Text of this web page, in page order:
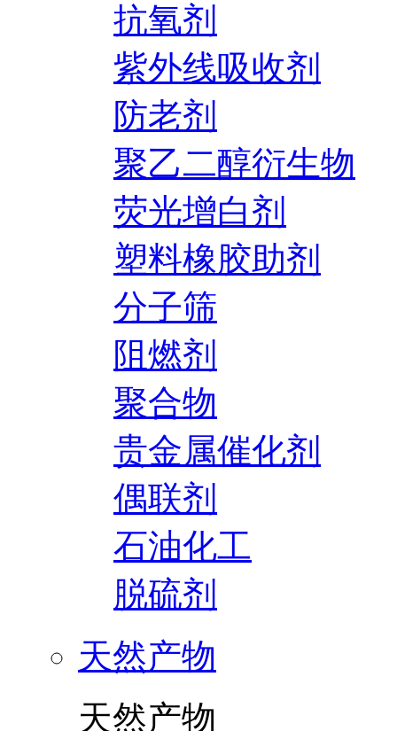
抗氧剂
紫外线吸收剂
防老剂
聚乙二醇衍生物
荧光增白剂
塑料橡胶助剂
分子筛
阻燃剂
聚合物
贵金属催化剂
偶联剂
石油化工
脱硫剂
天然产物
天然产物